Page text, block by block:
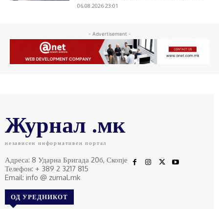
06.08.2026 23:01
- Advertisement -
Журнал .мк
независен информативен портал
Адреса: 8 Ударна Бригада 20б, Скопје
Телефон: + 389 2 3217 815
Email: info @ zurnal.mk
ОД УРЕДНИКОТ